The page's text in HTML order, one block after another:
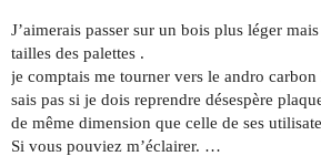
J’aimerais passer sur un bois plus léger
tailles des palettes .
je comptais me tourner vers le andro
sais pas si je dois reprendre désespère
de même dimension que celle de ses
Si vous pouviez m’éclairer. …